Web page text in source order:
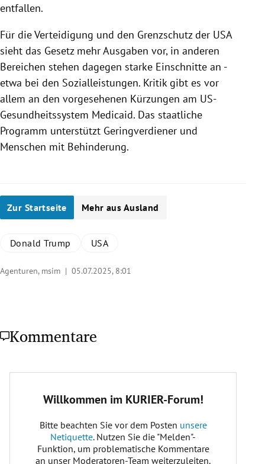
entfallen.
Für die Verteidigung und den Grenzschutz der USA
sieht das Gesetz mehr Ausgaben vor, in anderen
Bereichen stehen dagegen starke Einschnitte an -
etwa bei den Sozialleistungen. Kritik gibt es vor
allem an den vorgesehenen Kürzungen am US-
Gesundheitssystem Medicaid. Das staatliche
Programm unterstützt Geringverdiener und
Menschen mit Behinderung.
Zur Startseite Mehr aus Ausland
Donald Trump USA
Agenturen, msim | 05.07.2025, 8:01
Kommentare